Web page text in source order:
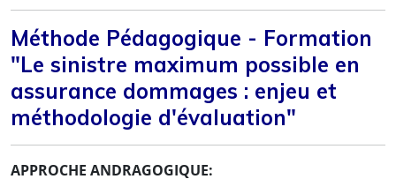
Méthode Pédagogique - Formation
"Le sinistre maximum possible en
assurance dommages : enjeu et
méthodologie d'évaluation"
APPROCHE ANDRAGOGIQUE: